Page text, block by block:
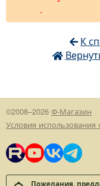
.
К
©2008–2026 Ф-Магазин
Условия использования
Пожелания,